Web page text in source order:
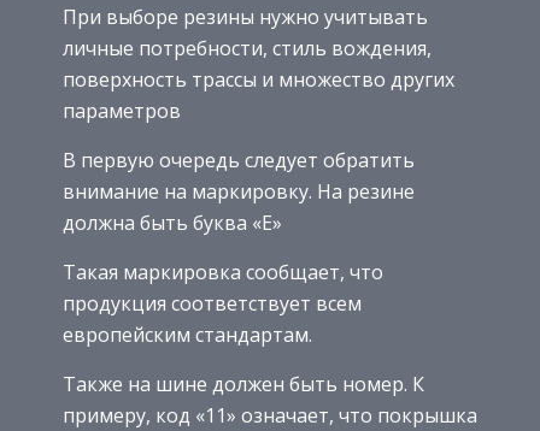
При выборе резины нужно учитывать
личные потребности, стиль вождения,
поверхность трассы и множество других
параметров
В первую очередь следует обратить
внимание на маркировку. На резине
должна быть буква «Е»
Такая маркировка сообщает, что
продукция соответствует всем
европейским стандартам.
Также на шине должен быть номер. К
примеру, код «11» означает, что покрышка